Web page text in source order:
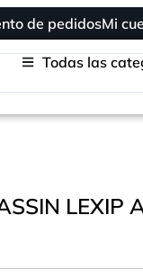
de pedidosMi
Todas las
LEXIP